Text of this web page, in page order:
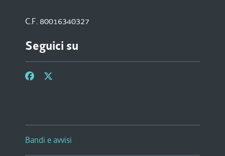
C.F. 80016340327
Seguici su
Bandi e avvisi